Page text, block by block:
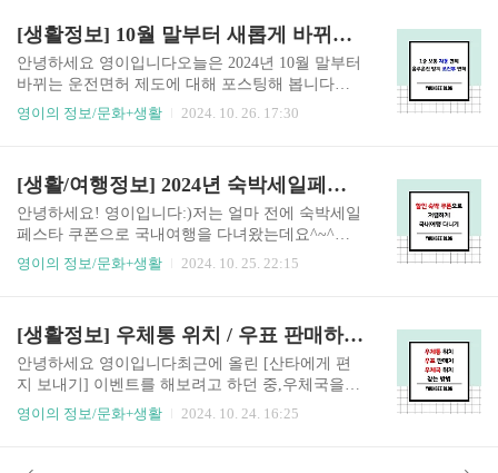
서류 발급 없이 모바일 앱 등을 통해 진료비 내역
관련 청구서류를 전송하고, 동..
로 지하수, 암반수, 또는 천연광천수를 원천으로 합
니다. 생수는 자연적으로 미네랄을 함유하고 있어,
맛과 영양 성분이 다소 다양합니다. 생수는 최소한
의 필터링을 거치고, 세균 제거를 위해 자외선이나
오존 처리를 하기도 하지만, 화학적 첨가는 거의 하
화한 물입니다. 정수 과정에서는 염소, 불소 같은
첨가물을 사용하여 ..
[생활정보] 10월 말부터 새롭게 바뀌는 운전면허 제도 (1종 보통 자동면허 外)
안녕하세요 영이입니다오늘은 2024년 10월 말부터
바뀌는 운전면허 제도에 대해 포스팅해 봅니다뉴
스를 읽다가 많은 분이 알고 계시면 좋을 것 같아서
024년 10월 20일 시행 : '1종 보통 자동면허' 신설도
로교통법 개정에 따라 현재 2종 보통면허에만 적용
중인 '자동변속기' 조건부 운전면허가 1종 보통면
허까지 확대될 예정입니다. 기존 1종 운전면허는
수동변속기 차량으로만 면허시험이 가능했지만, 1
보통면허’는 승용차, 정원 15인승 이하 승합차, 적
재중량 ..
영이의 정보/문화+생활 2024. 10. 26. 17:30
[생활/여행정보] 2024년 숙박세일페스타 쿠폰으로 저렴하게 국내여행하기
안녕하세요! 영이입니다:)저는 얼마 전에 숙박세일
페스타 쿠폰으로 국내여행을 다녀왔는데요^~^강
원도로 다녀왔어요 하하요즘 선선해진 가을날씨
입실기간2024.09.09 ~ 11.24사업내용-문화체육관
광부와 한국관광공사가 여는 행사로, 서울·경기·인
천을 제외한 비수도권 지역의 호텔, 펜션, 리조트,
콘도 등 등록된 국내 숙박시설에서 적용 가능-2만
원 이상 7만 원 미만 시 2만 원 할인, 7만 원 이상이
며, 미성년자는 발급 불가참여 여행사야놀자, 여기
영이의 정보/문화+생활 2024. 10. 25. 22:15
[생활정보] 우체통 위치 / 우표 판매하는 곳 / 우체국 위치 찾는 방법
안녕하세요 영이입니다최근에 올린 [산타에게 편
지 보내기] 이벤트를 해보려고 하던 중,우체국을
가지 않고 보낼 수 있는 방법은 없을까? 생각하게
생소하더라고요저 같은 분들이 계실까 봐 정리해
영이의 정보/문화+생활 2024. 10. 24. 16:25